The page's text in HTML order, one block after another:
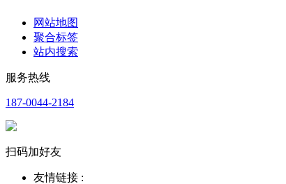
网站地图
聚合标签
站内搜索
服务热线
187-0044-2184
扫码加好友
友情链接 :